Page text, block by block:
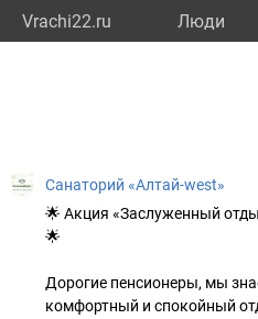
Vrachi22.ru Люди
Санаторий «Алтай-west»
🌟 Акция «Заслуженный
🌟
Дорогие пенсионеры, мы
комфортный и спокойный